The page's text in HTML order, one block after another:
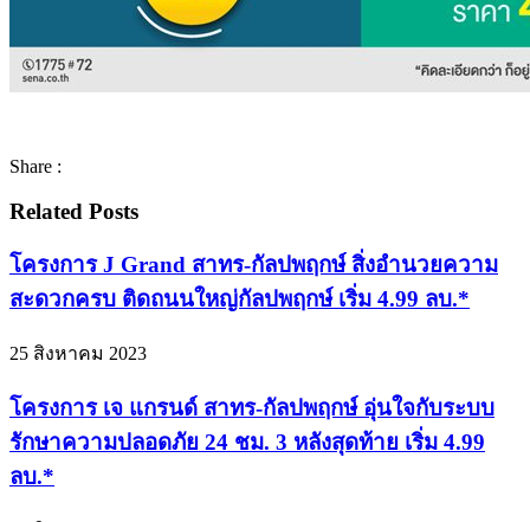
Share :
Related Posts
โครงการ J Grand สาทร-กัลปพฤกษ์ สิ่งอำนวยความ
สะดวกครบ ติดถนนใหญ่กัลปพฤกษ์ เริ่ม 4.99 ลบ.*
25 สิงหาคม 2023
โครงการ เจ แกรนด์ สาทร-กัลปพฤกษ์ อุ่นใจกับระบบ
รักษาความปลอดภัย 24 ชม. 3 หลังสุดท้าย เริ่ม 4.99
ลบ.*